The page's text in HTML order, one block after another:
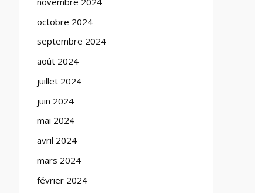
octobre 2024
septembre 2024
août 2024
juillet 2024
juin 2024
mai 2024
avril 2024
mars 2024
février 2024